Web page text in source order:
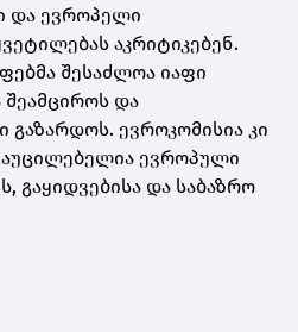
და ევროპელი
აკრიტიკებენ.
შესაძლოა იაფი
შეამციროს და
გაზარდოს. ევროკომისია კი
აუცილებელია ევროპული
გაყიდვებისა და საბაზრო